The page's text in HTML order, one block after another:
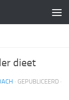
dieet
· GEPUBLICEERD ·